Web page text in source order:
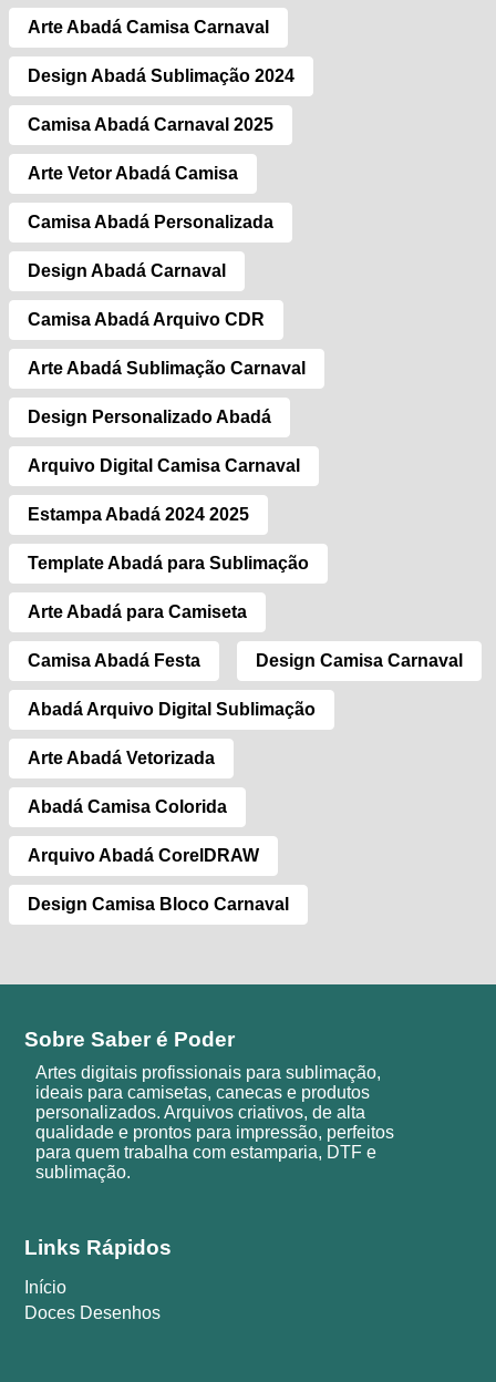
Arte Abadá Camisa Carnaval
Design Abadá Sublimação 2024
Camisa Abadá Carnaval 2025
Arte Vetor Abadá Camisa
Camisa Abadá Personalizada
Design Abadá Carnaval
Camisa Abadá Arquivo CDR
Arte Abadá Sublimação Carnaval
Design Personalizado Abadá
Arquivo Digital Camisa Carnaval
Estampa Abadá 2024 2025
Template Abadá para Sublimação
Arte Abadá para Camiseta
Camisa Abadá Festa Design Camisa Carnaval
Abadá Arquivo Digital Sublimação
Arte Abadá Vetorizada
Abadá Camisa Colorida
Arquivo Abadá CorelDRAW
Design Camisa Bloco Carnaval
Sobre Saber é Poder
Artes digitais profissionais para sublimação,
ideais para camisetas, canecas e produtos
personalizados. Arquivos criativos, de alta
qualidade e prontos para impressão, perfeitos
para quem trabalha com estamparia, DTF e
sublimação.
Links Rápidos
Início
Doces Desenhos